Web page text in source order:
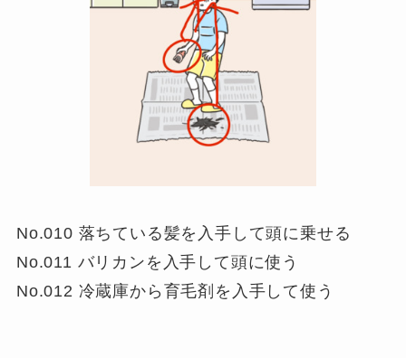
No.010 落ちている髪を入手して頭に乗せる
No.011 バリカンを入手して頭に使う
No.012 冷蔵庫から育毛剤を入手して使う